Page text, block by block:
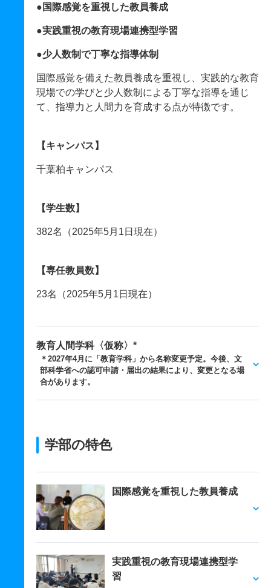
●国際感覚を重視した教員養成
●実践重視の教育現場連携型学習
●少人数制で丁寧な指導体制
国際感覚を備えた教員養成を重視し、実践的な教育
現場での学びと少人数制による丁寧な指導を通じ
て、指導力と人間力を育成する点が特徴です。
【キャンパス】
千葉柏キャンパス
【学生数】
382名（2025年5月1日現在）
【専任教員数】
23名（2025年5月1日現在）
教育人間学科〈仮称〉*
＊2027年4月に「教育学科」から名称変更予定。今後、文
部科学省への認可申請・届出の結果により、変更となる場
合があります。
学部の特色
国際感覚を重視した教員養成
実践重視の教育現場連携型学
習